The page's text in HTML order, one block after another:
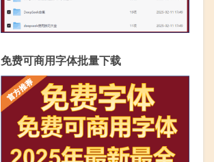
免费可商用字体批量下载